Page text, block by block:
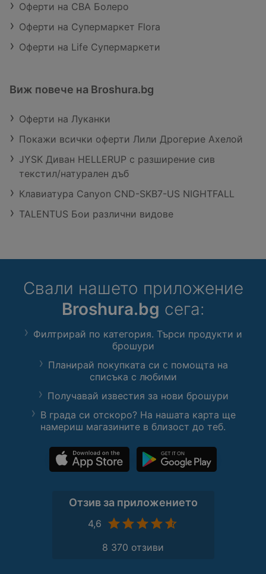
Оферти на CBA Болеро
Оферти на Супермаркет Flora
Оферти на Life Супермаркети
Виж повече на Broshura.bg
Оферти на Луканки
Покажи всички оферти Лили Дрогерие Ахелой
JYSK Диван HELLERUP с разширение сив
текстил/натурален дъб
Клавиатура Canyon CND-SKB7-US NIGHTFALL
TALENTUS Бои различни видове
Свали нашето приложение
Broshura.bg сега:
Филтрирай по категория. Търси продукти и
брошури
Планирай покупката си с помощта на
списъка с любими
Получавай известия за нови брошури
В града си отскоро? На нашата карта ще
намериш магазините в близост до теб.
Отзив за приложението
4,6
8 370 отзиви